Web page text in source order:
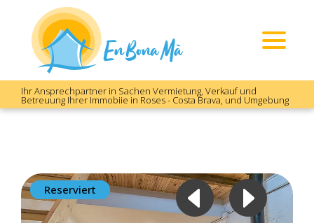
Ihr Ansprechpartner in Sachen Vermietung, Verkauf und
Betreuung Ihrer Immobiie in Roses - Costa Brava, und Umgebung
Reserviert